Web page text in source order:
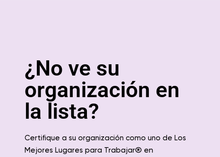
¿No ve su
organización en
la lista?
Certifique a su organización como uno de Los
Mejores Lugares para Trabajar® en